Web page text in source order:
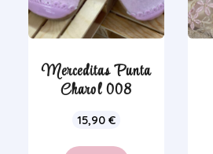
Merceditas Punta
Charol 008
15,90 €